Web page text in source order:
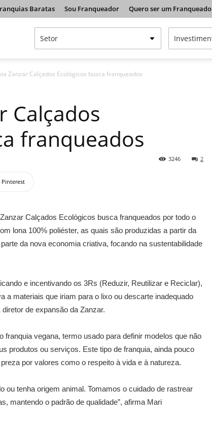
Baratas Sou Franqueador Quero ser um Franqueado
Zanzar Calçados Ecológicos busca franqueados
Calçados
franqueados
2
3246
Pinterest
Calçados Ecológicos busca franqueados por todo o
lona 100% poliéster, as quais são produzidas a partir da
da nova economia criativa, focando na sustentabilidade
e incentivando os 3Rs (Reduzir, Reutilizar e Reciclar),
a materiais que iriam para o lixo ou descarte inadequado
de expansão da Zanzar.
vegana, termo usado para definir modelos que não
produtos ou serviços. Este tipo de franquia, ainda pouco
por valores como o respeito à vida e à natureza.
ou tenha origem animal. Tomamos o cuidado de rastrear
mantendo o padrão de qualidade”, afirma Mari